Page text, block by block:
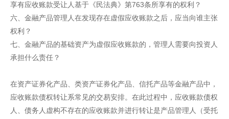
享有应收账款受让人基于《民法典》第763条所享有的权利？
六、金融产品管理人在发现存在虚假应收账款之后，应当向谁主张
权利？
七、金融产品的基础资产为虚假应收账款的，管理人需要向投资人
承担什么责任？
在资产证券化产品、类资产证券化产品、信托产品等金融产品中，
应收账款债权转让系常见的交易安排。在此过程中，应收账款债权
人、债务人虚构不存在的应收账款并进行转让是产品管理人（受托